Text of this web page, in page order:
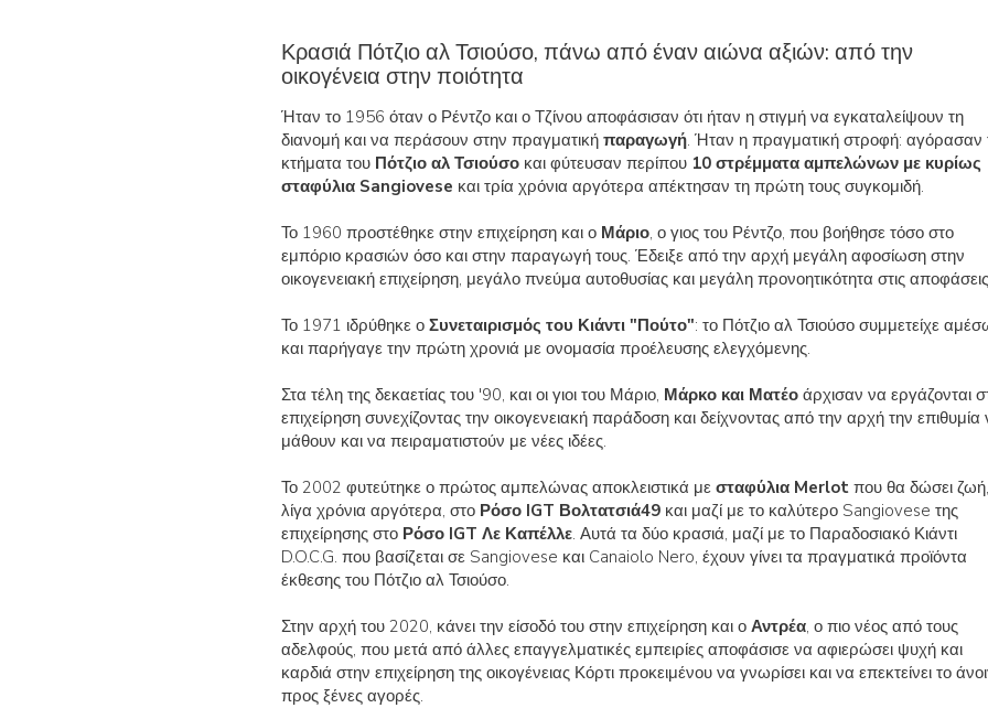
Κρασιά Πότζιο αλ Τσιούσο, πάνω από έναν αιώνα αξιών: από την
οικογένεια στην ποιότητα
Ήταν το 1956 όταν ο Ρέντζο και ο Τζίνου αποφάσισαν ότι ήταν η στιγμή να εγκαταλείψουν τη
διανομή και να περάσουν στην πραγματική παραγωγή. Ήταν η πραγματική στροφή: αγόρασαν
κτήματα του Πότζιο αλ Τσιούσο και φύτευσαν περίπου 10 στρέμματα αμπελώνων με κυρίως
σταφύλια Sangiovese και τρία χρόνια αργότερα απέκτησαν τη πρώτη τους συγκομιδή.
Το 1960 προστέθηκε στην επιχείρηση και ο Μάριο, ο γιος του Ρέντζο, που βοήθησε τόσο στο
εμπόριο κρασιών όσο και στην παραγωγή τους. Έδειξε από την αρχή μεγάλη αφοσίωση στην
οικογενειακή επιχείρηση, μεγάλο πνεύμα αυτοθυσίας και μεγάλη προνοητικότητα στις
Το 1971 ιδρύθηκε ο Συνεταιρισμός του Κιάντι "Πούτο": το Πότζιο αλ Τσιούσο συμμετείχε
και παρήγαγε την πρώτη χρονιά με ονομασία προέλευσης ελεγχόμενης.
Στα τέλη της δεκαετίας του '90, και οι γιοι του Μάριο, Μάρκο και Ματέο άρχισαν να εργάζονται
επιχείρηση συνεχίζοντας την οικογενειακή παράδοση και δείχνοντας από την αρχή την επιθυμία
μάθουν και να πειραματιστούν με νέες ιδέες.
Το 2002 φυτεύτηκε ο πρώτος αμπελώνας αποκλειστικά με σταφύλια Merlot που θα δώσει ζωή,
λίγα χρόνια αργότερα, στο Ρόσο IGT Βολτατσιά49 και μαζί με το καλύτερο Sangiovese της
επιχείρησης στο Ρόσο IGT Λε Καπέλλε. Αυτά τα δύο κρασιά, μαζί με το Παραδοσιακό Κιάντι
D.O.C.G. που βασίζεται σε Sangiovese και Canaiolo Nero, έχουν γίνει τα πραγματικά προϊόντα
έκθεσης του Πότζιο αλ Τσιούσο.
Στην αρχή του 2020, κάνει την είσοδό του στην επιχείρηση και ο Αντρέα, ο πιο νέος από τους
αδελφούς, που μετά από άλλες επαγγελματικές εμπειρίες αποφάσισε να αφιερώσει ψυχή και
καρδιά στην επιχείρηση της οικογένειας Κόρτι προκειμένου να γνωρίσει και να επεκτείνει το
προς ξένες αγορές.